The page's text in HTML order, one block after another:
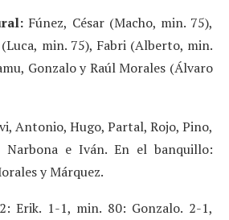
Fúnez, César (Macho, min. 75),
min. 75), Fabri (Alberto, min.
Gonzalo y Raúl Morales (Álvaro
Antonio, Hugo, Partal, Rojo, Pino,
Narbona e Iván. En el banquillo:
y Márquez.
Erik. 1-1, min. 80: Gonzalo. 2-1,